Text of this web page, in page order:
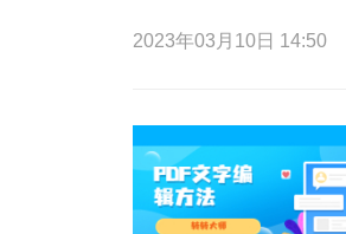
2023年03月10日 14:50